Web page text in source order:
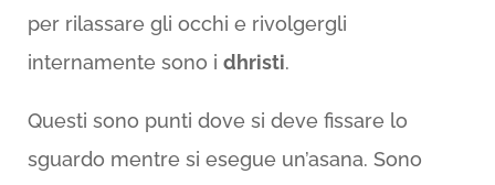
per rilassare gli occhi e rivolgergli
internamente sono i dhristi.
Questi sono punti dove si deve fissare lo
sguardo mentre si esegue un’asana. Sono